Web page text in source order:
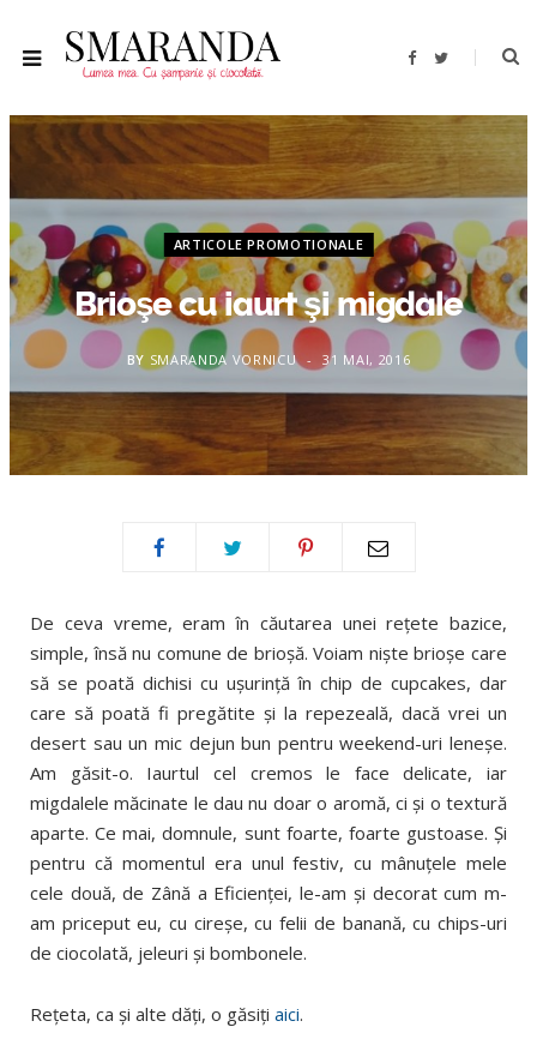
F
b
o
T
t
ARTICOLE PROMOTIONALE
Brioşe cu iaurt şi migdale
BY SMARANDA VORNICU 31 MAI, 2016
De ceva vreme, eram în căutarea unei reţete bazice,
simple, însă nu comune de brioşă. Voiam nişte brioşe care
să se poată dichisi cu uşurinţă în chip de cupcakes, dar
care să poată fi pregătite şi la repezeală, dacă vrei un
desert sau un mic dejun bun pentru weekend-uri leneşe.
Am găsit-o. Iaurtul cel cremos le face delicate, iar
migdalele măcinate le dau nu doar o aromă, ci şi o textură
aparte. Ce mai, domnule, sunt foarte, foarte gustoase. Şi
pentru că momentul era unul festiv, cu mânuţele mele
cele două, de Zână a Eficienţei, le-am şi decorat cum m-
am priceput eu, cu cireşe, cu felii de banană, cu chips-uri
de ciocolată, jeleuri şi bombonele.
Reţeta, ca şi alte dăţi, o găsiţi aici.